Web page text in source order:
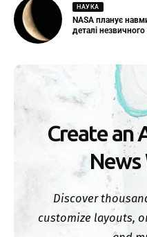
НАУКА
NASA планує
деталі
Create an
News
Discover
customize layouts,